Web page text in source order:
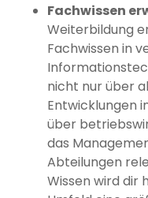
Fachwissen
Weiterbildung
Fachwissen in
nicht nur über
Entwicklungen
über
das
Abteilungen
Wissen wird dir